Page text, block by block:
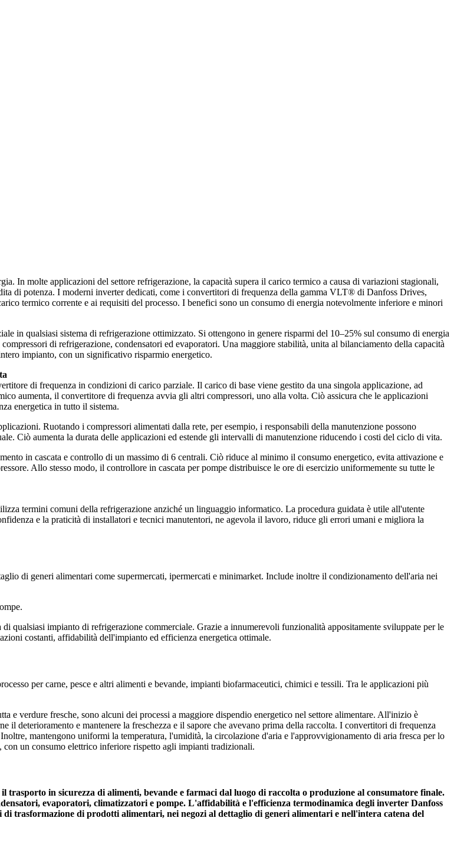
In molte applicazioni del settore refrigerazione, la capacità supera il carico termico a causa di variazioni stagionali,
di potenza. I moderni inverter dedicati, come i convertitori di frequenza della gamma VLT® di Danfoss Drives,
termico corrente e ai requisiti del processo. I benefici sono un consumo di energia notevolmente inferiore e minori
in qualsiasi sistema di refrigerazione ottimizzato. Si ottengono in genere risparmi del 10–25% sul consumo di energia
di refrigerazione, condensatori ed evaporatori. Una maggiore stabilità, unita al bilanciamento della capacità
impianto, con un significativo risparmio energetico.
di frequenza in condizioni di carico parziale. Il carico di base viene gestito da una singola applicazione, ad
aumenta, il convertitore di frequenza avvia gli altri compressori, uno alla volta. Ciò assicura che le applicazioni
energetica in tutto il sistema.
Ruotando i compressori alimentati dalla rete, per esempio, i responsabili della manutenzione possono
Ciò aumenta la durata delle applicazioni ed estende gli intervalli di manutenzione riducendo i costi del ciclo di vita.
in cascata e controllo di un massimo di 6 centrali. Ciò riduce al minimo il consumo energetico, evita attivazione e
Allo stesso modo, il controllore in cascata per pompe distribuisce le ore di esercizio uniformemente su tutte le
termini comuni della refrigerazione anziché un linguaggio informatico. La procedura guidata è utile all'utente
e la praticità di installatori e tecnici manutentori, ne agevola il lavoro, riduce gli errori umani e migliora la
di generi alimentari come supermercati, ipermercati e minimarket. Include inoltre il condizionamento dell'aria nei
qualsiasi impianto di refrigerazione commerciale. Grazie a innumerevoli funzionalità appositamente sviluppate per le
costanti, affidabilità dell'impianto ed efficienza energetica ottimale.
per carne, pesce e altri alimenti e bevande, impianti biofarmaceutici, chimici e tessili. Tra le applicazioni più
verdure fresche, sono alcuni dei processi a maggiore dispendio energetico nel settore alimentare. All'inizio è
il deterioramento e mantenere la freschezza e il sapore che avevano prima della raccolta. I convertitori di frequenza
mantengono uniformi la temperatura, l'umidità, la circolazione d'aria e l'approvvigionamento di aria fresca per lo
un consumo elettrico inferiore rispetto agli impianti tradizionali.
in sicurezza di alimenti, bevande e farmaci dal luogo di raccolta o produzione al consumatore finale.
evaporatori, climatizzatori e pompe. L'affidabilità e l'efficienza termodinamica degli inverter Danfoss
trasformazione di prodotti alimentari, nei negozi al dettaglio di generi alimentari e nell'intera catena del